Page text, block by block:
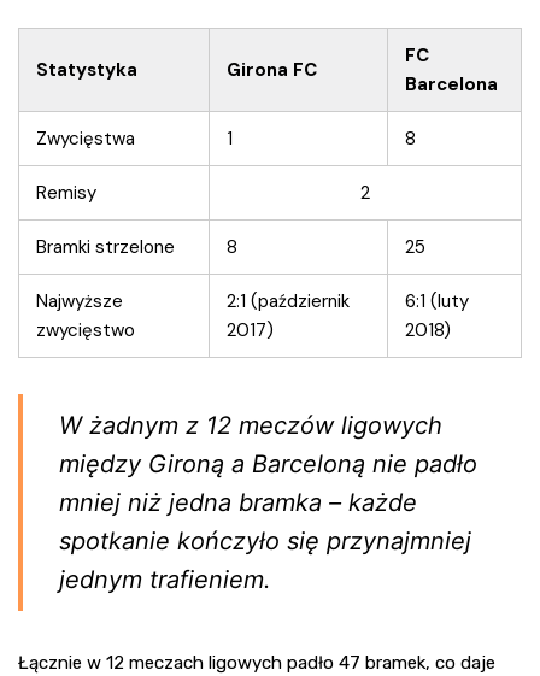
Statystyka Girona FC
FC
Barcelona
Zwycięstwa 1 8
Remisy 2
Bramki strzelone 8 25
Najwyższe
zwycięstwo
2:1 (październik
2017)
6:1 (luty
2018)
W żadnym z 12 meczów ligowych
między Gironą a Barceloną nie padło
mniej niż jedna bramka – każde
spotkanie kończyło się przynajmniej
jednym trafieniem.
Łącznie w 12 meczach ligowych padło 47 bramek, co daje